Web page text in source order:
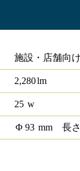
施設・店舗向
2,280lm
25 w
Φ 93 mm 長